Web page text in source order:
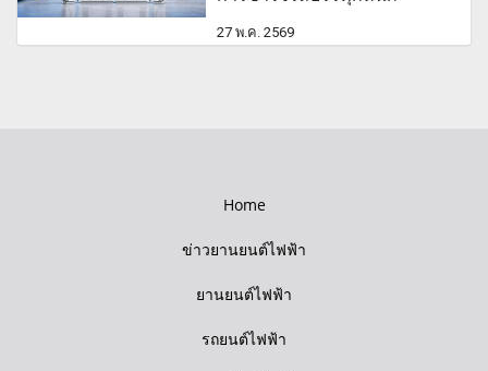
27 พ.ค. 2569
Home
ข่าวยานยนต์ไฟฟ้า
ยานยนต์ไฟฟ้า
รถยนต์ไฟฟ้า